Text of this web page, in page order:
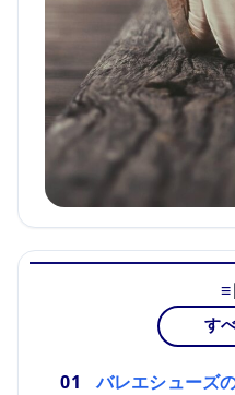
す
バレエシューズ